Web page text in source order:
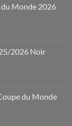
Monde 2026
2026 Noir
du Monde